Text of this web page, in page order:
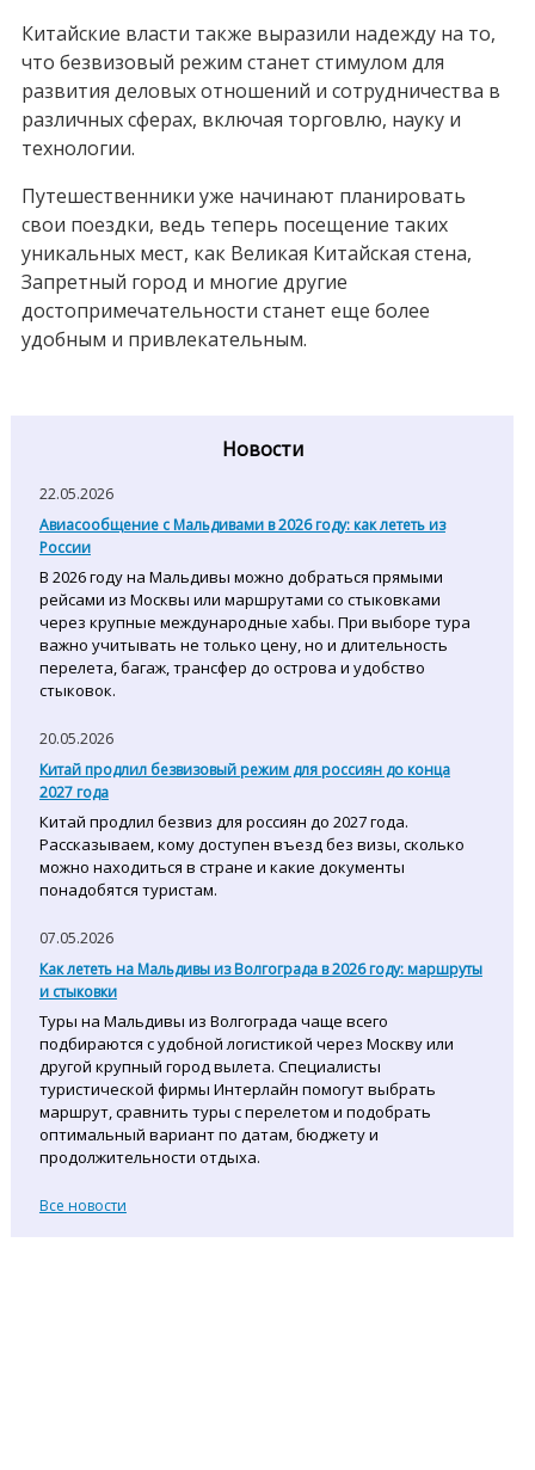
Китайские власти также выразили надежду на то,
что безвизовый режим станет стимулом для
развития деловых отношений и сотрудничества в
различных сферах, включая торговлю, науку и
технологии.
Путешественники уже начинают планировать
свои поездки, ведь теперь посещение таких
уникальных мест, как Великая Китайская стена,
Запретный город и многие другие
достопримечательности станет еще более
удобным и привлекательным.
Новости
22.05.2026
Авиасообщение с Мальдивами в 2026 году: как лететь из
России
В 2026 году на Мальдивы можно добраться прямыми
рейсами из Москвы или маршрутами со стыковками
через крупные международные хабы. При выборе тура
важно учитывать не только цену, но и длительность
перелета, багаж, трансфер до острова и удобство
стыковок.
20.05.2026
Китай продлил безвизовый режим для россиян до конца
2027 года
Китай продлил безвиз для россиян до 2027 года.
Рассказываем, кому доступен въезд без визы, сколько
можно находиться в стране и какие документы
понадобятся туристам.
07.05.2026
Как лететь на Мальдивы из Волгограда в 2026 году: маршруты
и стыковки
Туры на Мальдивы из Волгограда чаще всего
подбираются с удобной логистикой через Москву или
другой крупный город вылета. Специалисты
туристической фирмы Интерлайн помогут выбрать
маршрут, сравнить туры с перелетом и подобрать
оптимальный вариант по датам, бюджету и
продолжительности отдыха.
Все новости